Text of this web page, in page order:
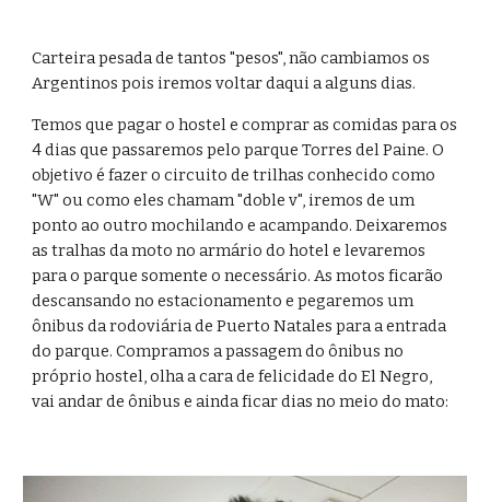
Carteira pesada de tantos "pesos", não cambiamos os
Argentinos pois iremos voltar daqui a alguns dias.
Temos que pagar o hostel e comprar as comidas para os
4 dias que passaremos pelo parque Torres del Paine. O
objetivo é fazer o circuito de trilhas conhecido como
"W" ou como eles chamam "doble v", iremos de um
ponto ao outro mochilando e acampando. Deixaremos
as tralhas da moto no armário do hotel e levaremos
para o parque somente o necessário. As motos ficarão
descansando no estacionamento e pegaremos um
ônibus da rodoviária de Puerto Natales para a entrada
do parque. Compramos a passagem do ônibus no
próprio hostel, olha a cara de felicidade do El Negro,
vai andar de ônibus e ainda ficar dias no meio do mato: